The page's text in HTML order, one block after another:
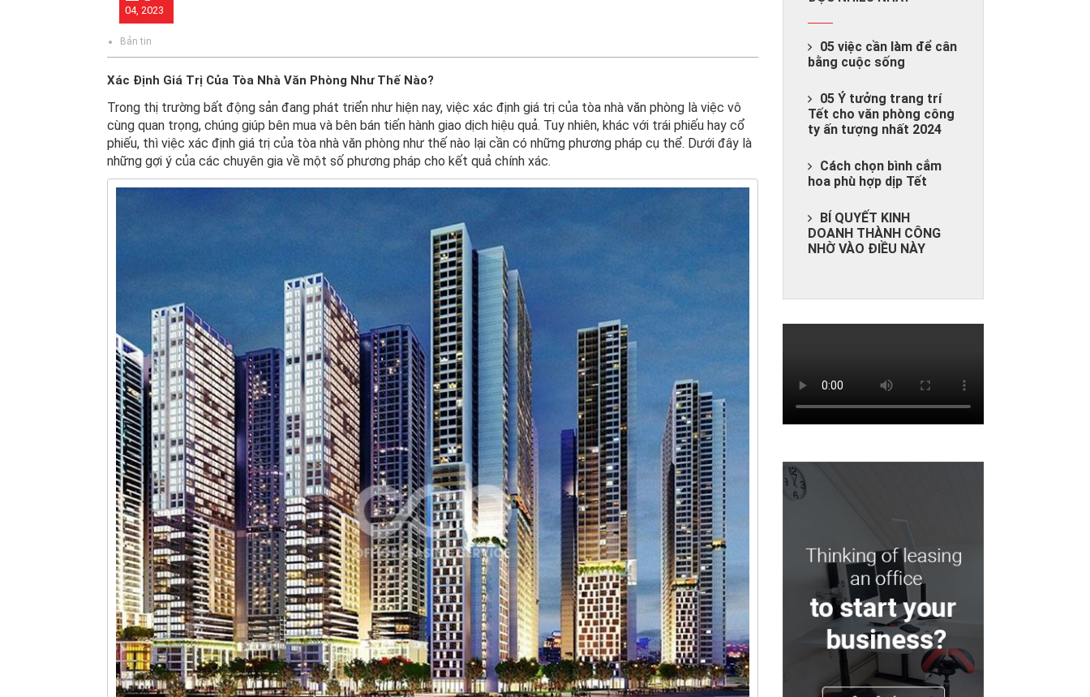
04, 2023
Bản tin
Xác Định Giá Trị Của Tòa Nhà Văn Phòng Như Thế Nào?
Trong thị trường bất động sản đang phát triển như hiện nay, việc xác định giá trị của tòa nhà văn phòng là việc vô
cùng quan trọng, chúng giúp bên mua và bên bán tiến hành giao dịch hiệu quả. Tuy nhiên, khác với trái phiếu hay cổ
phiếu, thì việc xác định giá trị của tòa nhà văn phòng như thế nào lại cần có những phương pháp cụ thể. Dưới đây là
những gợi ý của các chuyên gia về một số phương pháp cho kết quả chính xác.
05 việc cần làm để cân
bằng cuộc sống
05 Ý tưởng trang trí
Tết cho văn phòng công
ty ấn tượng nhất 2024
Cách chọn bình cắm
hoa phù hợp dịp Tết
BÍ QUYẾT KINH
DOANH THÀNH CÔNG
NHỜ VÀO ĐIỀU NÀY